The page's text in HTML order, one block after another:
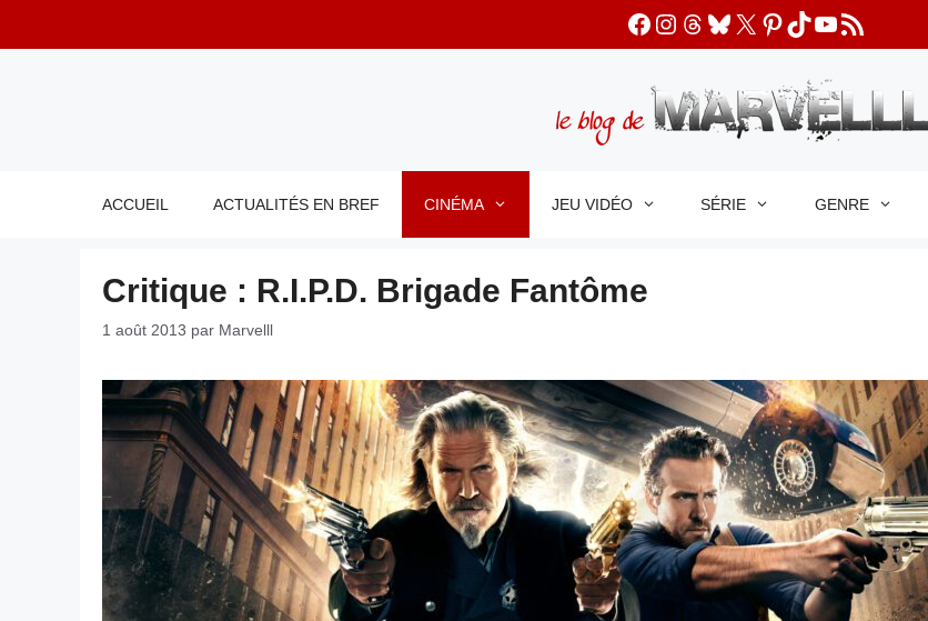
Facebook
Instagram
Threads
Bluesky
X Pinterest
TikTok
YouTube
Flux RSS
ACCUEIL ACTUALITÉS EN BREF CINÉMA JEU VIDÉO SÉRIE GENRE
Critique : R.I.P.D. Brigade Fantôme
1 août 2013 par Marvelll